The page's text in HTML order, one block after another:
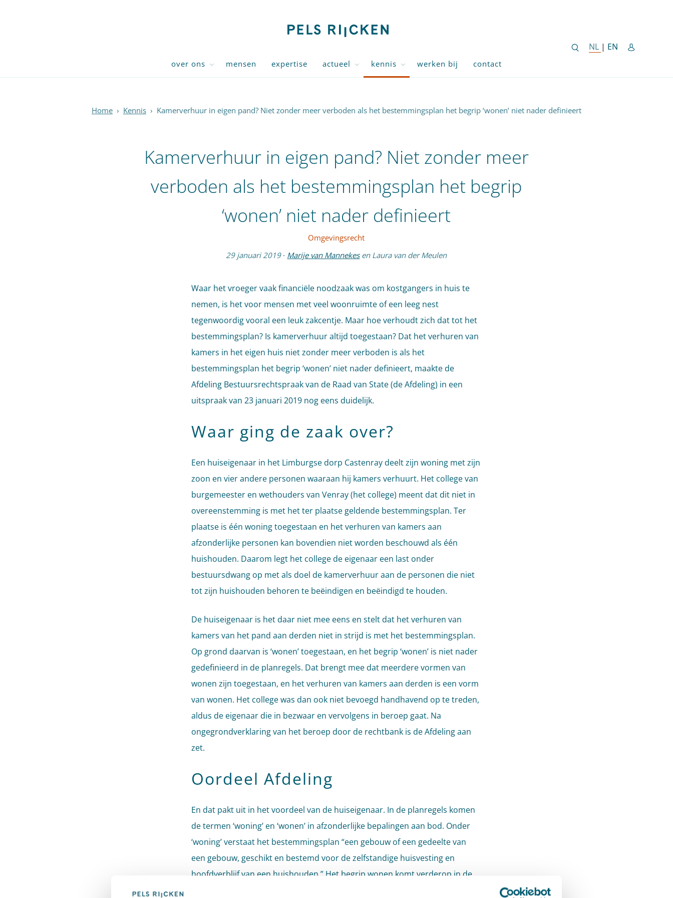
NL NEDERLANDSE
| EN ENGLISH
over ons mensen expertise actueel kennis werken bij contact
Home › Kennis › Kamerverhuur in eigen pand? Niet zonder meer verboden als het bestemmingsplan het begrip ‘wonen’ niet nader definieert
Kamerverhuur in eigen pand? Niet zonder meer
verboden als het bestemmingsplan het begrip
‘wonen’ niet nader definieert
Omgevingsrecht
29 januari 2019 · Marije van Mannekes en Laura van der Meulen
Waar het vroeger vaak financiële noodzaak was om kostgangers in huis te
nemen, is het voor mensen met veel woonruimte of een leeg nest
tegenwoordig vooral een leuk zakcentje. Maar hoe verhoudt zich dat tot het
bestemmingsplan? Is kamerverhuur altijd toegestaan? Dat het verhuren van
kamers in het eigen huis niet zonder meer verboden is als het
bestemmingsplan het begrip ‘wonen’ niet nader definieert, maakte de
Afdeling Bestuursrechtspraak van de Raad van State (de Afdeling) in een
uitspraak van 23 januari 2019 nog eens duidelijk.
Waar ging de zaak over?
Een huiseigenaar in het Limburgse dorp Castenray deelt zijn woning met zijn
zoon en vier andere personen waaraan hij kamers verhuurt. Het college van
burgemeester en wethouders van Venray (het college) meent dat dit niet in
overeenstemming is met het ter plaatse geldende bestemmingsplan. Ter
plaatse is één woning toegestaan en het verhuren van kamers aan
afzonderlijke personen kan bovendien niet worden beschouwd als één
huishouden. Daarom legt het college de eigenaar een last onder
bestuursdwang op met als doel de kamerverhuur aan de personen die niet
tot zijn huishouden behoren te beëindigen en beëindigd te houden.
De huiseigenaar is het daar niet mee eens en stelt dat het verhuren van
kamers van het pand aan derden niet in strijd is met het bestemmingsplan.
Op grond daarvan is ‘wonen’ toegestaan, en het begrip ‘wonen’ is niet nader
gedefinieerd in de planregels. Dat brengt mee dat meerdere vormen van
wonen zijn toegestaan, en het verhuren van kamers aan derden is een vorm
van wonen. Het college was dan ook niet bevoegd handhavend op te treden,
aldus de eigenaar die in bezwaar en vervolgens in beroep gaat. Na
ongegrondverklaring van het beroep door de rechtbank is de Afdeling aan
zet.
Oordeel Afdeling
En dat pakt uit in het voordeel van de huiseigenaar. In de planregels komen
de termen ‘woning’ en ‘wonen’ in afzonderlijke bepalingen aan bod. Onder
‘woning’ verstaat het bestemmingsplan “een gebouw of een gedeelte van
een gebouw, geschikt en bestemd voor de zelfstandige huisvesting en
hoofdverblijf van een huishouden.” Het begrip wonen komt verderop in de